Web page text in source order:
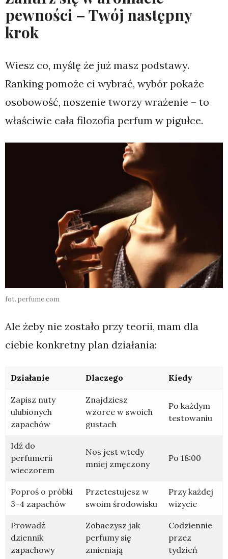
pewności – Twój następny
krok
Wiesz co, myślę że już masz podstawy.
Ranking pomoże ci wybrać, wybór pokaże
osobowość, noszenie tworzy wrażenie – to
właściwie cała filozofia perfum w pigułce.
fot. perfume.com
Ale żeby nie zostało przy teorii, mam dla
ciebie konkretny plan działania:
Działanie Dlaczego Kiedy
Zapisz nuty
ulubionych
zapachów
Znajdziesz
wzorce w swoich
gustach
Po każdym
testowaniu
Idź do
perfumerii
wieczorem
Nos jest wtedy
mniej zmęczony
Po 18:00
Poproś o próbki
3-4 zapachów
Przetestujesz w
swoim środowisku
Przy każdej
wizycie
Prowadź
dziennik
zapachowy
Zobaczysz jak
perfumy się
zmieniają
Codziennie
przez
tydzień